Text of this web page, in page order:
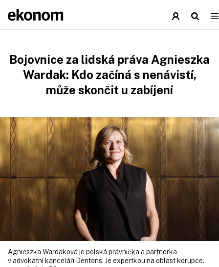
Bojovnice za lidská práva Agnieszka
Wardak: Kdo začíná s nenávistí,
může skončit u zabíjení
Agnieszka Wardaková je polská právnička a partnerka
v advokátní kanceláři Dentons. Je expertkou na oblast korupce.